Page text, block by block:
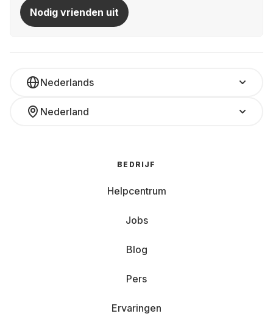
Nodig vrienden uit
Nederlands
Nederland
BEDRIJF
Helpcentrum
Jobs
Blog
Pers
Ervaringen